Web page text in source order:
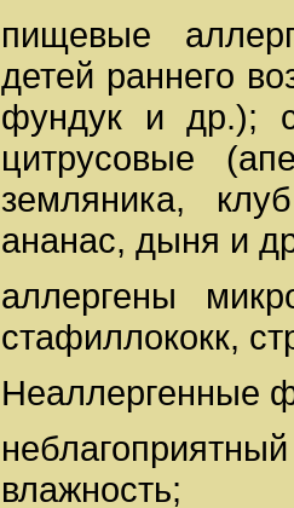
пищевые
детей раннего
фундук и др.);
цитрусовые
земляника,
ананас, дыня и
аллергены
стафиллококк,
Неаллергенные
влажность;